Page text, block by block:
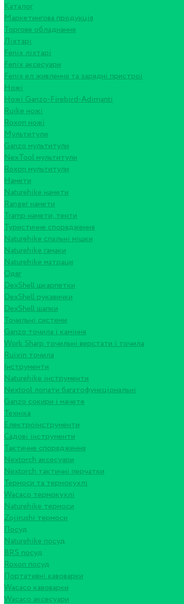
Каталог
Маркетингова продукція
Торгове обладнання
Ліхтарі
Fenix ліхтарі
Fenix аксесуари
Fenix ел живлення та зарядні пристрої
Ножі
Ножі Ganzo-Firebird-Adimanti
Ruike ножі
Roxon ножi
Мультитули
Ganzo мультитули
NexTool мультитули
Roxon мультитули
Намети
Naturehike намети
Ranger намети
Tramp намети, тенти
Туристичне спорядження
Naturehike спальні мішки
Naturehike гамаки
Naturehike матраци
Одяг
DexShell шкарпетки
DexShell рукавички
DexShell шапки
Точильні системи
Ganzo точила і каміння
Work Sharp точильні верстати і точила
Ruixin точила
Інструменти
Naturehike інструменти
Nextool лопати багатофункціональні
Ganzo сокири і мачете
Техніка
Електроінструменти
Садові інструменти
Тактичне спорядження
Nextorch аксесуари
Nextorch тактичні перчатки
Термоси та термокухлі
Wacaco термокухлі
Naturehike термоси
Zojirushi термоси
Посуд
Naturehike посуд
BRS посуд
Roxon посуд
Портативні кавоварки
Wacaco кавоварки
Wacaco аксесуари